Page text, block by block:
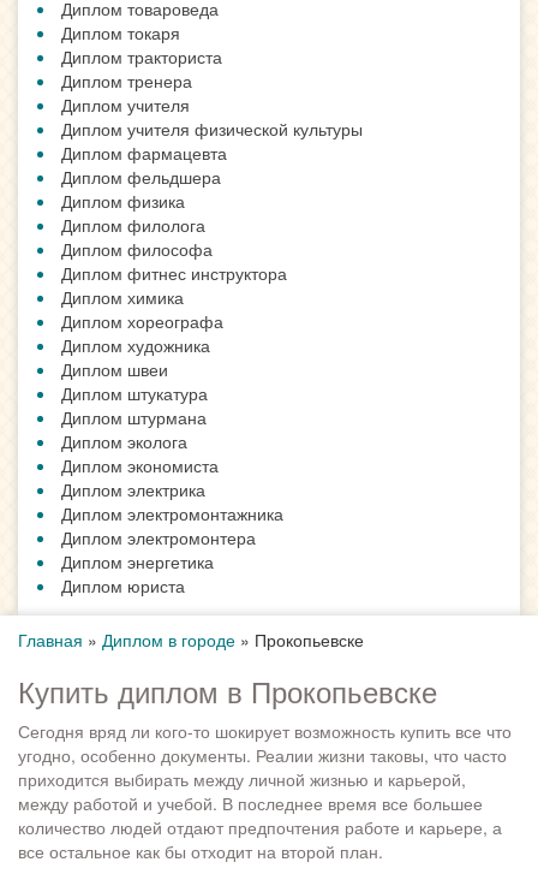
Диплом товароведа
Диплом токаря
Диплом тракториста
Диплом тренера
Диплом учителя
Диплом учителя физической культуры
Диплом фармацевта
Диплом фельдшера
Диплом физика
Диплом филолога
Диплом философа
Диплом фитнес инструктора
Диплом химика
Диплом хореографа
Диплом художника
Диплом швеи
Диплом штукатура
Диплом штурмана
Диплом эколога
Диплом экономиста
Диплом электрика
Диплом электромонтажника
Диплом электромонтера
Диплом энергетика
Диплом юриста
Главная » Диплом в городе » Прокопьевске
Купить диплом в Прокопьевске
Сегодня вряд ли кого-то шокирует возможность купить все что
угодно, особенно документы. Реалии жизни таковы, что часто
приходится выбирать между личной жизнью и карьерой,
между работой и учебой. В последнее время все большее
количество людей отдают предпочтения работе и карьере, а
все остальное как бы отходит на второй план.